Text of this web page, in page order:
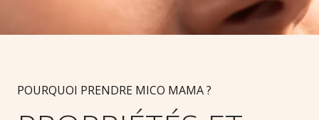
POURQUOI PRENDRE MICO MAMA ?